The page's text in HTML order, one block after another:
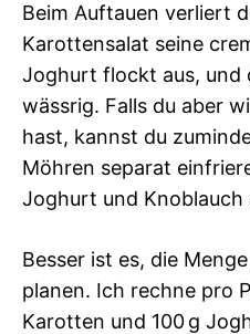
Beim Auftauen verliert
Karottensalat seine
Joghurt flockt aus, und
wässrig. Falls du aber
hast, kannst du
Möhren separat
Joghurt und Knoblauch
Besser ist es, die
planen. Ich rechne pro
Karotten und 100 g